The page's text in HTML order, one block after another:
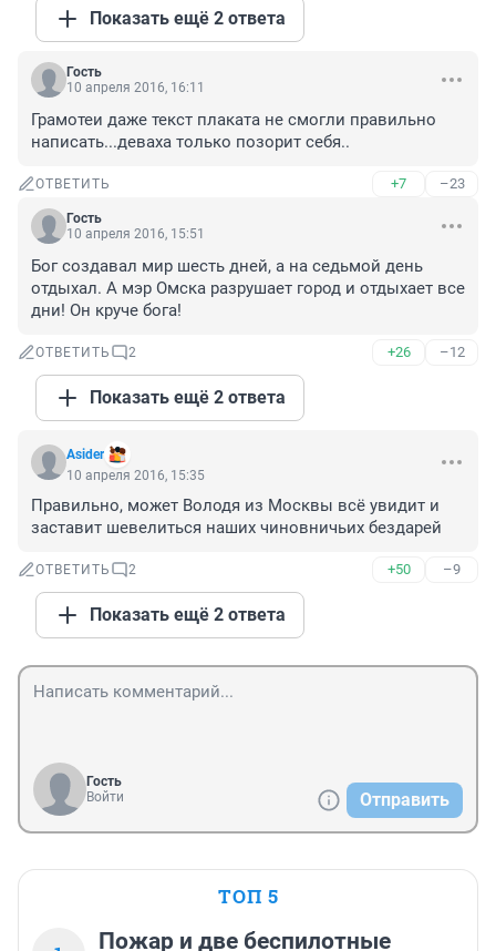
Показать ещё 2 ответа
Гость
10 апреля 2016, 16:11
Грамотеи даже текст плаката не смогли правильно
написать...деваха только позорит себя..
ОТВЕТИТЬ +7 –23
Гость
10 апреля 2016, 15:51
Бог создавал мир шесть дней, а на седьмой день
отдыхал. А мэр Омска разрушает город и отдыхает все
дни! Он круче бога!
ОТВЕТИТЬ 2 +26 –12
Показать ещё 2 ответа
Asider
10 апреля 2016, 15:35
Правильно, может Володя из Москвы всё увидит и
заставит шевелиться наших чиновничьих бездарей
ОТВЕТИТЬ 2 +50 –9
Показать ещё 2 ответа
Гость
Войти
Отправить
ТОП 5
Пожар и две беспилотные